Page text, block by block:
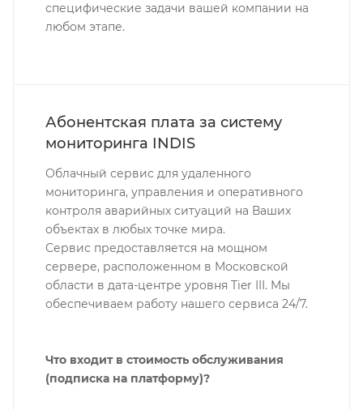
специфические задачи вашей компании на
любом этапе.
Абонентская плата за систему
мониторинга INDIS
Облачный сервис для удаленного
мониторинга, управления и оперативного
контроля аварийных ситуаций на Ваших
объектах в любых точке мира.
Сервис предоставляется на мощном
сервере, расположенном в Московской
области в дата-центре уровня Tier III. Мы
обеспечиваем работу нашего сервиса 24/7.
Что входит в стоимость обслуживания
(подписка на платформу)?